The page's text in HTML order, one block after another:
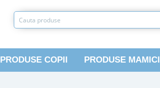
PRODUSE COPII PRODUSE MAMICI